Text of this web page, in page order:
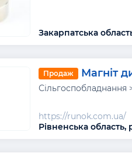
Закарпатська
Продаж Магніт
Сільгоспобладнання
https://runok.com.ua/
Рівненська область,